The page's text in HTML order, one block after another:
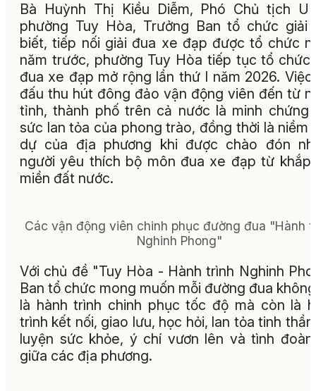
Bà Huỳnh Thị Kiều Diễm, Phó Chủ tịch
phường Tuy Hòa, Trưởng Ban tổ chức giải
biết, tiếp nối giải đua xe đạp được tổ chức
năm trước, phường Tuy Hòa tiếp tục tổ chức
đua xe đạp mở rộng lần thứ I năm 2026. Việc
đấu thu hút đông đảo vận động viên đến từ
tỉnh, thành phố trên cả nước là minh chứng
sức lan tỏa của phong trào, đồng thời là niềm
dự của địa phương khi được chào đón
người yêu thích bộ môn đua xe đạp từ khắp
miền đất nước.
Các vận động viên chinh phục đường đua "Hành
Nghinh Phong"
Với chủ đề "Tuy Hòa - Hành trình Nghinh
Ban tổ chức mong muốn mỗi đường đua
là hành trình chinh phục tốc độ mà còn là
trình kết nối, giao lưu, học hỏi, lan tỏa tinh
luyện sức khỏe, ý chí vươn lên và tình
giữa các địa phương.